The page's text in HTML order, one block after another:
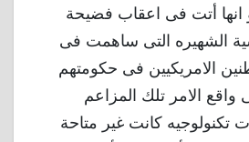
انها أتت فى اعقاب فضيحة
الشهيره التى ساهمت فى
الامريكيين فى حكومتهم
الامر تلك المزاعم
تكنولوجيه كانت غير متاحة